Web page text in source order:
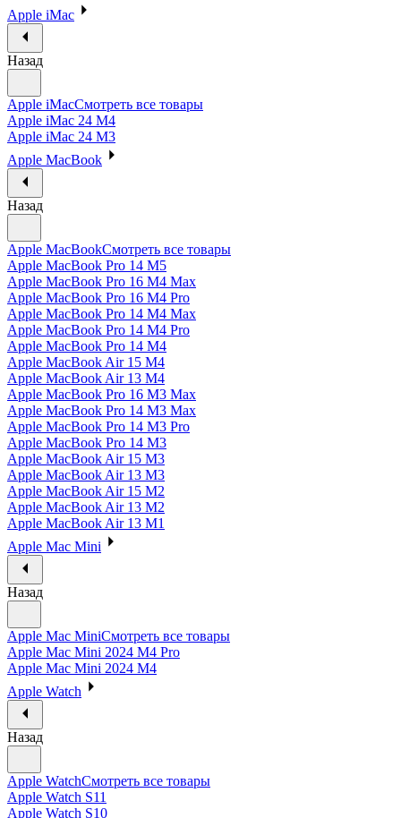
Apple iMac
Назад
Apple iMacСмотреть все товары
Apple iMac 24 M4
Apple iMac 24 M3
Apple MacBook
Назад
Apple MacBookСмотреть все товары
Apple MacBook Pro 14 M5
Apple MacBook Pro 16 M4 Max
Apple MacBook Pro 16 M4 Pro
Apple MacBook Pro 14 M4 Max
Apple MacBook Pro 14 M4 Pro
Apple MacBook Pro 14 M4
Apple MacBook Air 15 M4
Apple MacBook Air 13 M4
Apple MacBook Pro 16 M3 Max
Apple MacBook Pro 14 M3 Max
Apple MacBook Pro 14 M3 Pro
Apple MacBook Pro 14 M3
Apple MacBook Air 15 M3
Apple MacBook Air 13 M3
Apple MacBook Air 15 M2
Apple MacBook Air 13 M2
Apple MacBook Air 13 M1
Apple Mac Mini
Назад
Apple Mac MiniСмотреть все товары
Apple Mac Mini 2024 M4 Pro
Apple Mac Mini 2024 M4
Apple Watch
Назад
Apple WatchСмотреть все товары
Apple Watch S11
Apple Watch S10